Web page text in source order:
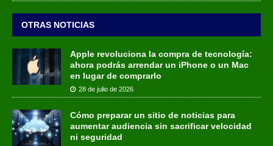
OTRAS NOTICIAS
Apple revoluciona la compra de tecnología:
ahora podrás arrendar un iPhone o un Mac
en lugar de comprarlo
28 de julio de 2026
Cómo preparar un sitio de noticias para
aumentar audiencia sin sacrificar velocidad
ni seguridad